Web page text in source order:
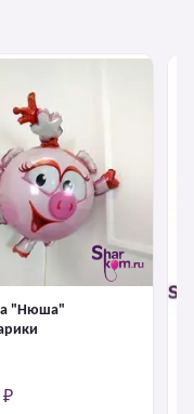
"Нюша"
₽